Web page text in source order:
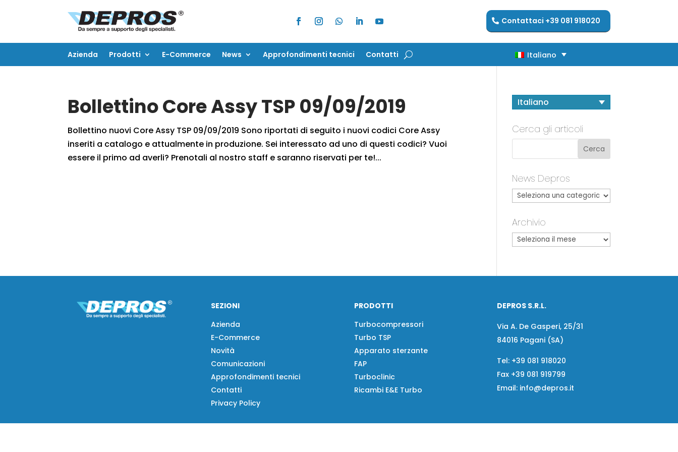
Contattaci +39 081 918020
Azienda Prodotti E-Commerce News Approfondimenti tecnici Contatti Italiano
Azienda Prodotti E-Commerce News Approfondimenti tecnici Contatti Italiano
Bollettino Core Assy TSP 09/09/2019
Bollettino nuovi Core Assy TSP 09/09/2019 Sono riportati di seguito i nuovi codici Core Assy
inseriti a catalogo e attualmente in produzione. Sei interessato ad uno di questi codici? Vuoi
essere il primo ad averli? Prenotali al nostro staff e saranno riservati per te!...
Italiano
Cerca gli articoli
News Depros
Archivio
SEZIONI
Azienda
E-Commerce
Novità
Comunicazioni
Approfondimenti tecnici
Contatti
Privacy Policy
PRODOTTI
Turbocompressori
Turbo TSP
Apparato sterzante
FAP
Turboclinic
Ricambi E&E Turbo
DEPROS S.R.L.
Via A. De Gasperi, 25/31
84016 Pagani (SA)
Tel: +39 081 918020
Fax +39 081 919799
Email: info@depros.it